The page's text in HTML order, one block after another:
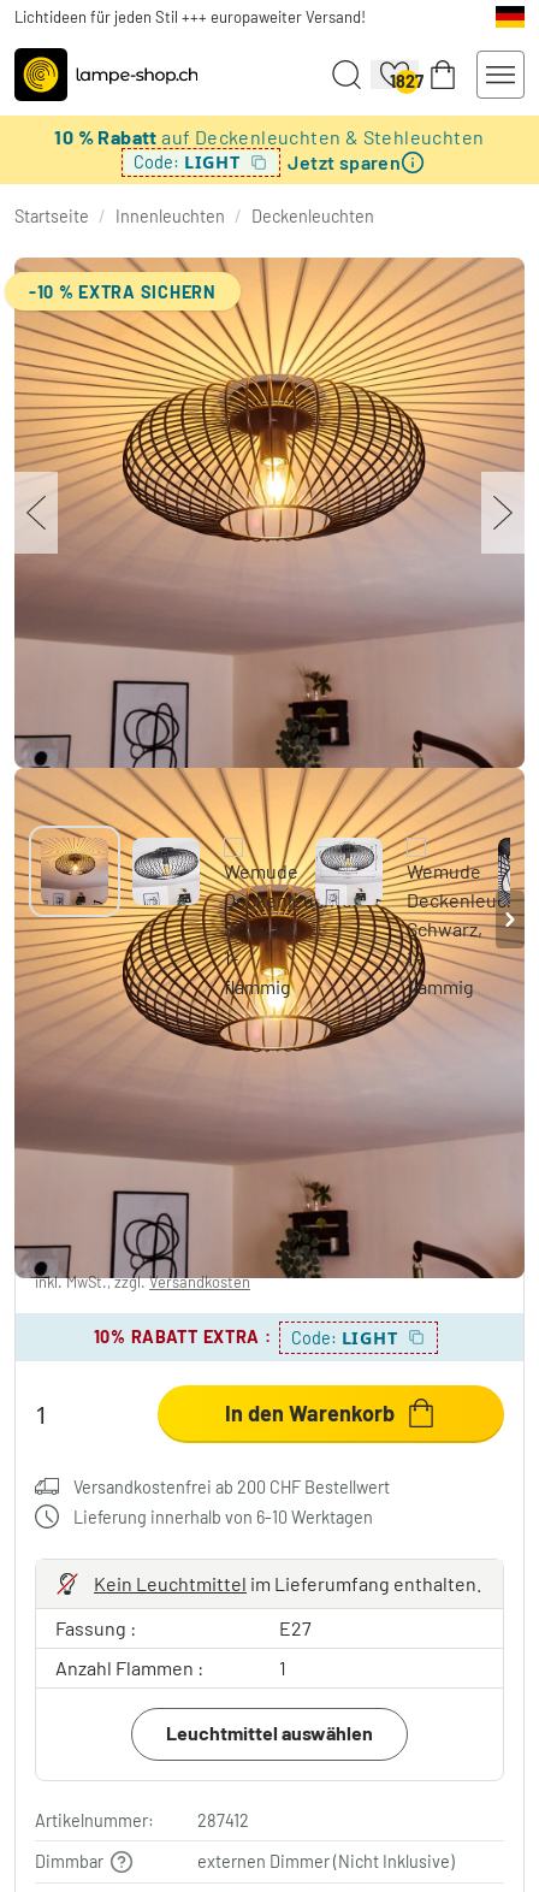
Lichtideen für jeden Stil +++ europaweiter Versand!
1827
10 % Rabattauf Deckenleuchten & Stehleuchten
Code: LIGHT Jetzt sparen
Startseite / Innenleuchten / Deckenleuchten
-10 % EXTRA SICHERN
Wemude Deckenleuchte Schwarz, 1-
flammig
CHF 62.95
Sie sparenCHF 49.00 UVP:CHF 111.95
inkl. MwSt., zzgl.Versandkosten
10% RABATT EXTRA : Code: LIGHT
In den Warenkorb
Versandkostenfrei ab 200 CHF Bestellwert
Lieferung innerhalb von 6-10 Werktagen
Kein Leuchtmittel im Lieferumfang enthalten.
Fassung :
E27
Anzahl Flammen :
1
Leuchtmittel auswählen
Artikelnummer:
287412
Dimmbar
externen Dimmer (Nicht Inklusive)